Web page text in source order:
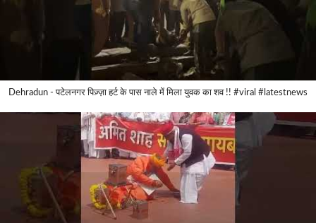
Dehradun - पटेलनगर पिज़्ज़ा हर्ट के पास नाले में मिला युवक का शव !! #viral #latestnews